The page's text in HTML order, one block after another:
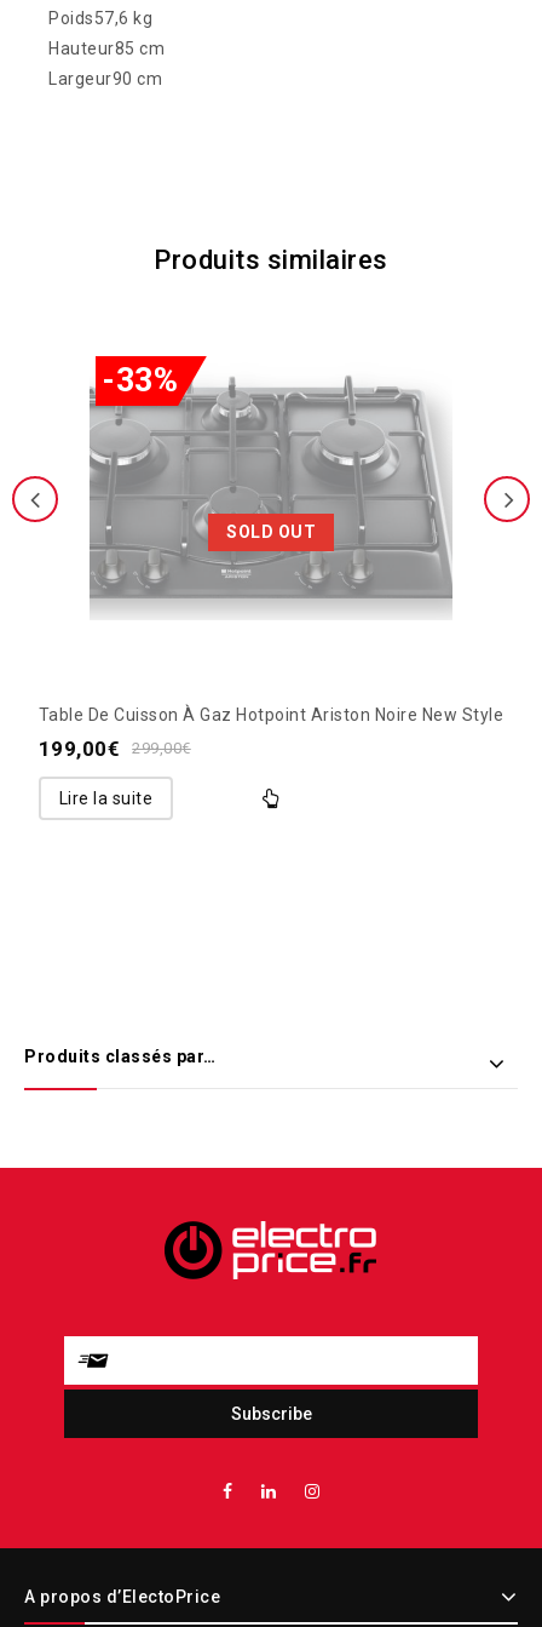
Poids57,6 kg
Hauteur85 cm
Largeur90 cm
Produits similaires
SOLD OUT
-33%
Table De Cuisson À Gaz Hotpoint Ariston Noire New Style
299,00€
199,00€
Lire la suite
Produits classés par…
A propos d’ElectoPrice